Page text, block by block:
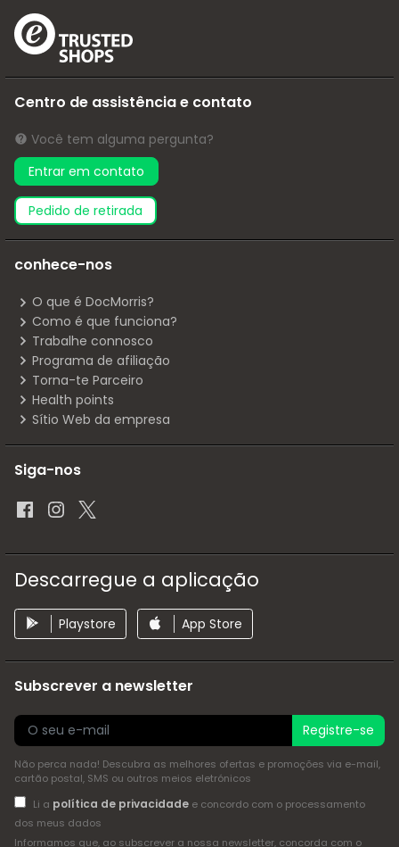
Centro de assistência e contato
Você tem alguma pergunta?
Entrar em contato
pedido de retirada
conhece-nos
O que é DocMorris?
Como é que funciona?
Trabalhe connosco
Programa de afiliação
Torna-te Parceiro
Health points
Sítio Web da empresa
Siga-nos
Descarregue a aplicação
Playstore App Store
Subscrever a newsletter
Registre-se
Não perca nada! Descubra as melhores ofertas e promoções via e-mail,
cartão postal, SMS ou outros meios eletrónicos
Li a política de privacidadee concordo com o processamento
dos meus dados
Informamos que, ao subscrever a nossa newsletter, concorda com o